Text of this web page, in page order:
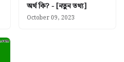
অর্থ কি? - [নতুন তথ্য]
October 09, 2023